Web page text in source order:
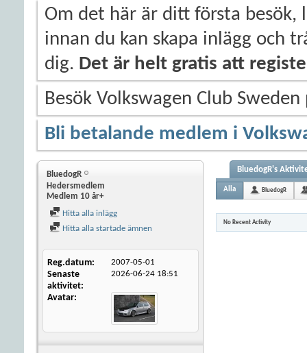
Om det här är ditt första besök,
innan du kan skapa inlägg och
dig. Det är helt gratis att
Besök Volkswagen Club
Bli betalande medlem i
BluedogR
Hedersmedlem
Medlem 10 år+
Hitta alla inlägg
Hitta alla startade ämnen
Reg.datum 2007-05-01
Senaste
aktivitet
2026-06-24 18:51
Avatar
BluedogR's
Alla BluedogR
No Recent Activity